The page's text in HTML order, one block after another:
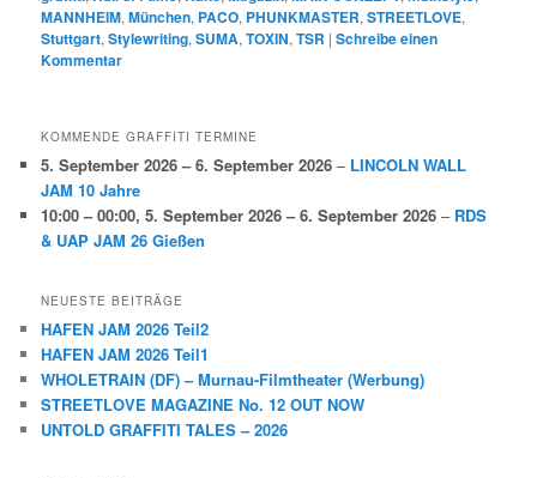
MANNHEIM,München, PACO, PHUNKMASTER,STREETLOVE,
Stuttgart,Stylewriting,SUMA,TOXIN,TSR |Schreibe einen
Kommentar
KOMMENDE GRAFFITI TERMINE
5. September 2026 – 6. September 2026 – LINCOLN WALL
JAM 10 Jahre
10:00 – 00:00,5. September 2026 – 6. September 2026 – RDS
& UAP JAM 26 Gießen
NEUESTE BEITRÄGE
HAFEN JAM 2026 Teil2
HAFEN JAM 2026 Teil1
WHOLETRAIN (DF) – Murnau-Filmtheater (Werbung)
STREETLOVE MAGAZINE No. 12 OUT NOW
UNTOLD GRAFFITI TALES – 2026